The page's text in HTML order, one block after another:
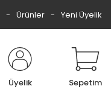
Ürünler Yeni Üyelik
Üyelik Sepetim